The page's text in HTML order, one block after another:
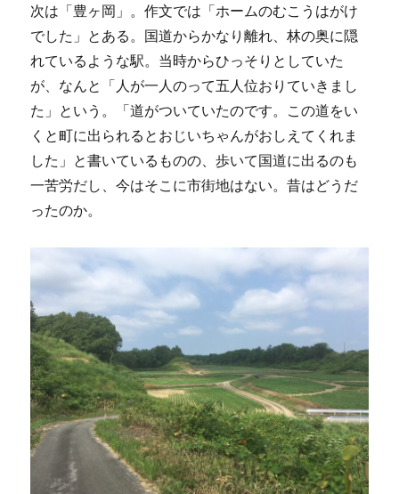
次は「豊ヶ岡」。作文では「ホームのむこうはがけ
でした」とある。国道からかなり離れ、林の奥に隠
れているような駅。当時からひっそりとしていた
が、なんと「人が一人のって五人位おりていきまし
た」という。「道がついていたのです。この道をい
くと町に出られるとおじいちゃんがおしえてくれま
した」と書いているものの、歩いて国道に出るのも
一苦労だし、今はそこに市街地はない。昔はどうだ
ったのか。